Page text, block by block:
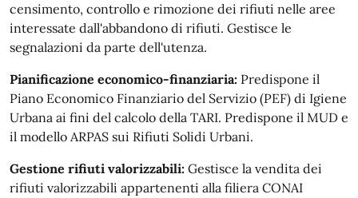
censimento, controllo e rimozione dei rifiuti nelle aree
interessate dall'abbandono di rifiuti. Gestisce le
segnalazioni da parte dell'utenza.
Pianificazione economico-finanziaria: Predispone il
Piano Economico Finanziario del Servizio (PEF) di Igiene
Urbana ai fini del calcolo della TARI. Predispone il MUD e
il modello ARPAS sui Rifiuti Solidi Urbani.
Gestione rifiuti valorizzabili: Gestisce la vendita dei
rifiuti valorizzabili appartenenti alla filiera CONAI